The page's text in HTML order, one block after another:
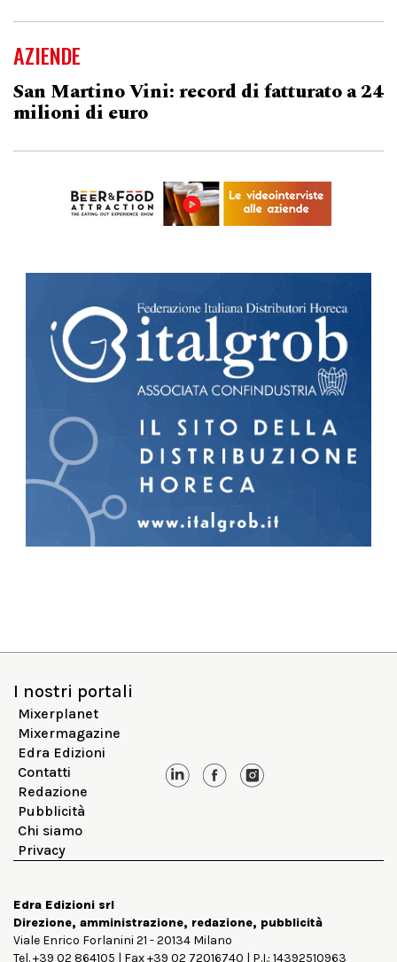
AZIENDE
San Martino Vini: record di fatturato a 24
milioni di euro
I nostri portali
Mixerplanet
Mixermagazine
Edra Edizioni
Contatti
Redazione
Pubblicità
Chi siamo
Privacy
Edra Edizioni srl
Direzione, amministrazione, redazione, pubblicità
Viale Enrico Forlanini 21 - 20134 Milano
Tel. +39 02 864105 | Fax +39 02 72016740 | P.I.: 14392510963